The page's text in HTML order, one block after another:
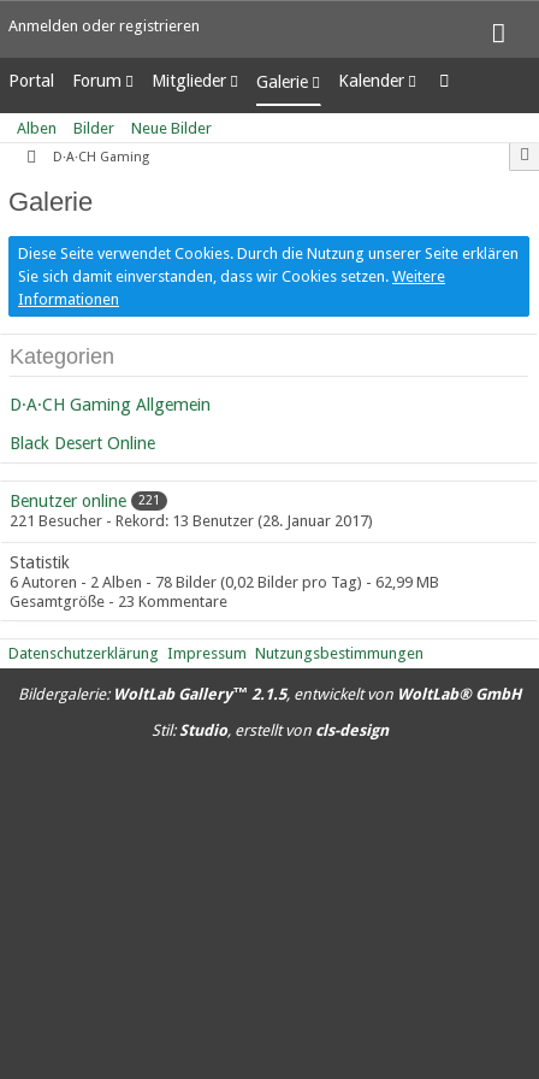
Anmelden oder registrieren
Portal Forum
Unerledigte Themen
Mitglieder
Letzte Aktivitäten
Benutzer online
Galerie
Alben
Bilder
Kalender
Wochenansicht
Tagesansicht
Alben Bilder Neue Bilder
D·A·CH Gaming
Galerie
Diese Seite verwendet Cookies. Durch die Nutzung unserer Seite erklären
Sie sich damit einverstanden, dass wir Cookies setzen. Weitere
Informationen
Kategorien
D·A·CH Gaming Allgemein
Black Desert Online
Benutzer online 221
221 Besucher - Rekord: 13 Benutzer (28. Januar 2017)
Statistik
6 Autoren - 2 Alben - 78 Bilder (0,02 Bilder pro Tag) - 62,99 MB
Gesamtgröße - 23 Kommentare
Datenschutzerklärung Impressum Nutzungsbestimmungen
Bildergalerie: WoltLab Gallery™ 2.1.5, entwickelt von WoltLab® GmbH
Stil:Studio, erstellt von cls-design